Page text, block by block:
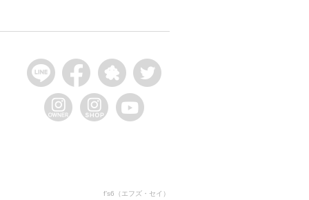
f’s6（エフズ・セイ）